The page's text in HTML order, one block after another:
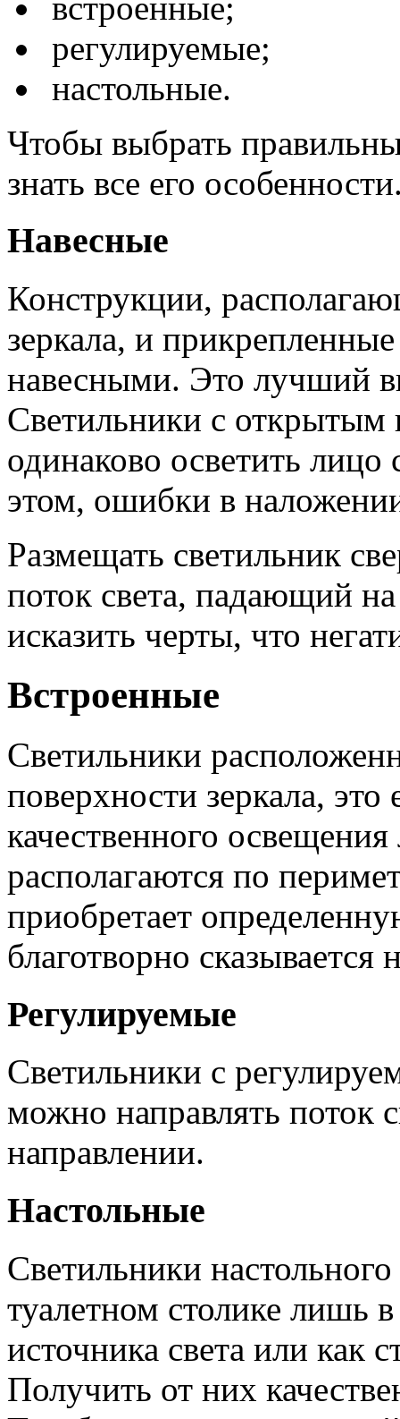
регулируемые;
настольные.
Чтобы выбрать
знать все его
Навесные
Конструкции,
зеркала, и
навесными. Это лучший
Светильники с открытым
одинаково осветить
этом, ошибки в
Размещать светильник
поток света, падающий
исказить черты, что
Встроенные
Светильники
поверхности зеркала,
качественного
располагаются по
приобретает
благотворно сказывается
Регулируемые
Светильники с
можно направлять поток
направлении.
Настольные
Светильники
туалетном столике лишь
источника света или как
Получить от них